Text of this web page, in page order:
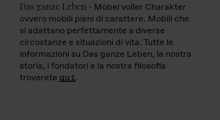
Das ganze Leben - Möbel voller Charakter
ovvero mobili pieni di carattere. Mobili che
si adattano perfettamente a diverse
circostanze e situazioni di vita. Tutte le
informazioni su Das ganze Leben, la nostra
storia, i fondatori e la nostra filosofia
troverete qui.